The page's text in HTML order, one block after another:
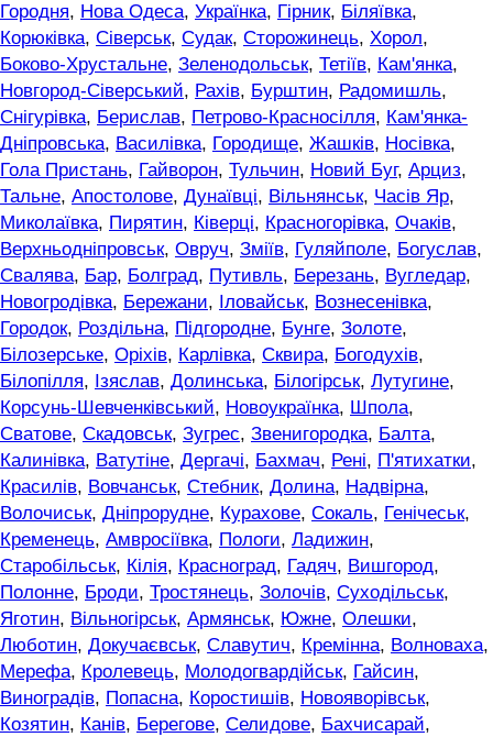
Городня, Нова Одеса, Українка, Гірник, Біляївка,
Корюківка, Сіверськ, Судак, Сторожинець, Хорол,
Боково-Хрустальне, Зеленодольськ, Тетіїв, Кам'янка,
Новгород-Сіверський, Рахів, Бурштин, Радомишль,
Снігурівка, Берислав, Петрово-Красносілля, Кам'янка-
Дніпровська, Василівка, Городище, Жашків, Носівка,
Гола Пристань, Гайворон, Тульчин, Новий Буг, Арциз,
Тальне, Апостолове, Дунаївці, Вільнянськ, Часів Яр,
Миколаївка, Пирятин, Ківерці, Красногорівка, Очаків,
Верхньодніпровськ, Овруч, Зміїв, Гуляйполе, Богуслав,
Свалява, Бар, Болград, Путивль, Березань, Вугледар,
Новогродівка, Бережани, Іловайськ, Вознесенівка,
Городок, Роздільна, Підгородне, Бунге, Золоте,
Білозерське, Оріхів, Карлівка, Сквира, Богодухів,
Білопілля, Ізяслав, Долинська, Білогірськ, Лутугине,
Корсунь-Шевченківський, Новоукраїнка, Шпола,
Сватове, Скадовськ, Зугрес, Звенигородка, Балта,
Калинівка, Ватутіне, Дергачі, Бахмач, Рені, П'ятихатки,
Красилів, Вовчанськ, Стебник, Долина, Надвірна,
Волочиськ, Дніпрорудне, Курахове, Сокаль, Генічеськ,
Кременець, Амвросіївка, Пологи, Ладижин,
Старобільськ, Кілія, Красноград, Гадяч, Вишгород,
Полонне, Броди, Тростянець, Золочів, Суходільськ,
Яготин, Вільногірськ, Армянськ, Южне, Олешки,
Люботин, Докучаєвськ, Славутич, Кремінна, Волноваха,
Мерефа, Кролевець, Молодогвардійськ, Гайсин,
Виноградів, Попасна, Коростишів, Новояворівськ,
Козятин, Канів, Берегове, Селидове, Бахчисарай,